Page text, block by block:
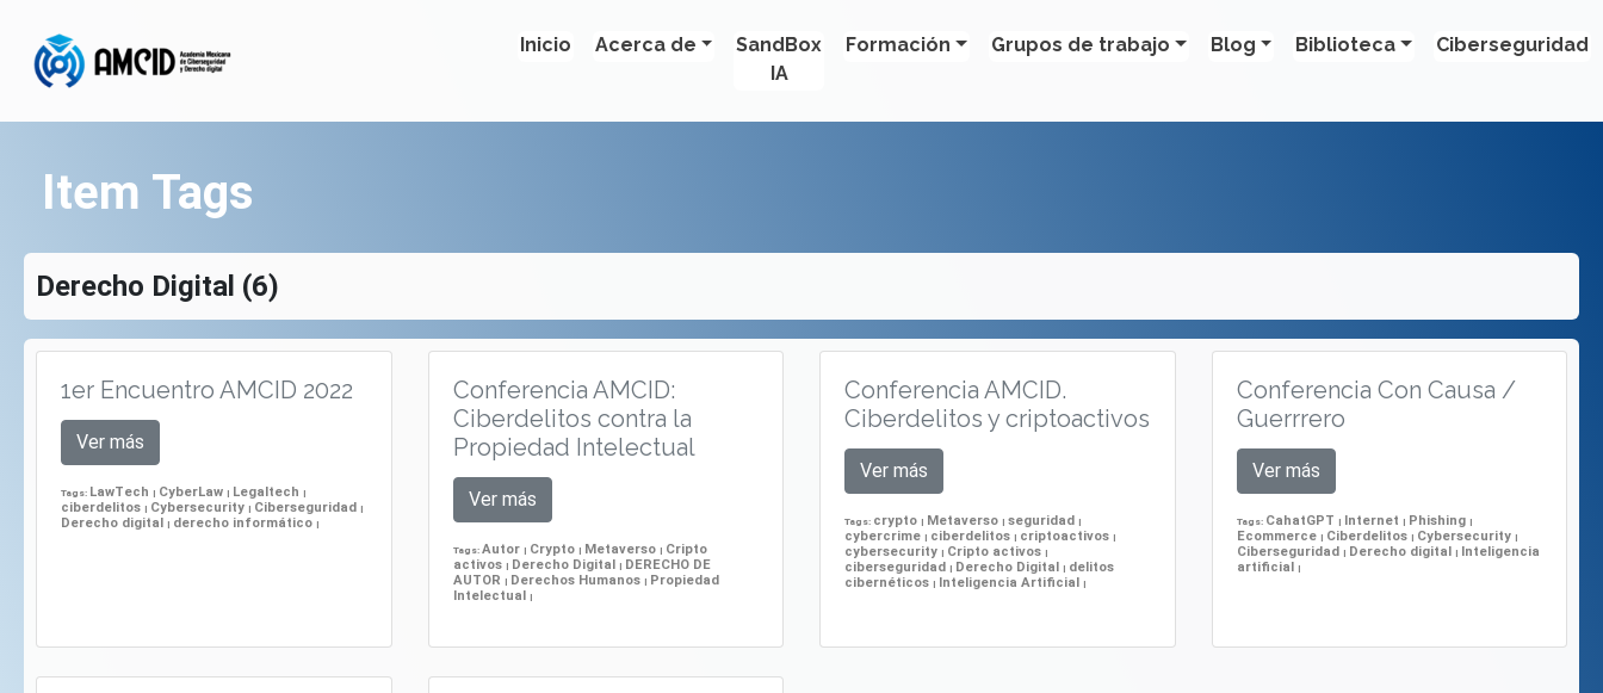
Inicio Acerca de
SandBox
IA
Formación Grupos de trabajo Blog Biblioteca Ciberseguridad
Item Tags
Derecho Digital (6)
1er Encuentro AMCID 2022
Ver más
Tags: LawTech | CyberLaw | Legaltech |
ciberdelitos | Cybersecurity | Ciberseguridad |
Derecho digital | derecho informático |
Conferencia AMCID:
Ciberdelitos contra la
Propiedad Intelectual
Ver más
Tags: Autor | Crypto | Metaverso | Cripto
activos | Derecho Digital | DERECHO DE
AUTOR | Derechos Humanos | Propiedad
Intelectual |
Conferencia AMCID.
Ciberdelitos y criptoactivos
Ver más
Tags: crypto | Metaverso | seguridad |
cybercrime | ciberdelitos | criptoactivos |
cybersecurity | Cripto activos |
ciberseguridad | Derecho Digital | delitos
cibernéticos | Inteligencia Artificial |
Conferencia Con Causa /
Guerrrero
Ver más
Tags: CahatGPT | Internet | Phishing |
Ecommerce | Ciberdelitos | Cybersecurity |
Ciberseguridad | Derecho digital | Inteligencia
artificial |